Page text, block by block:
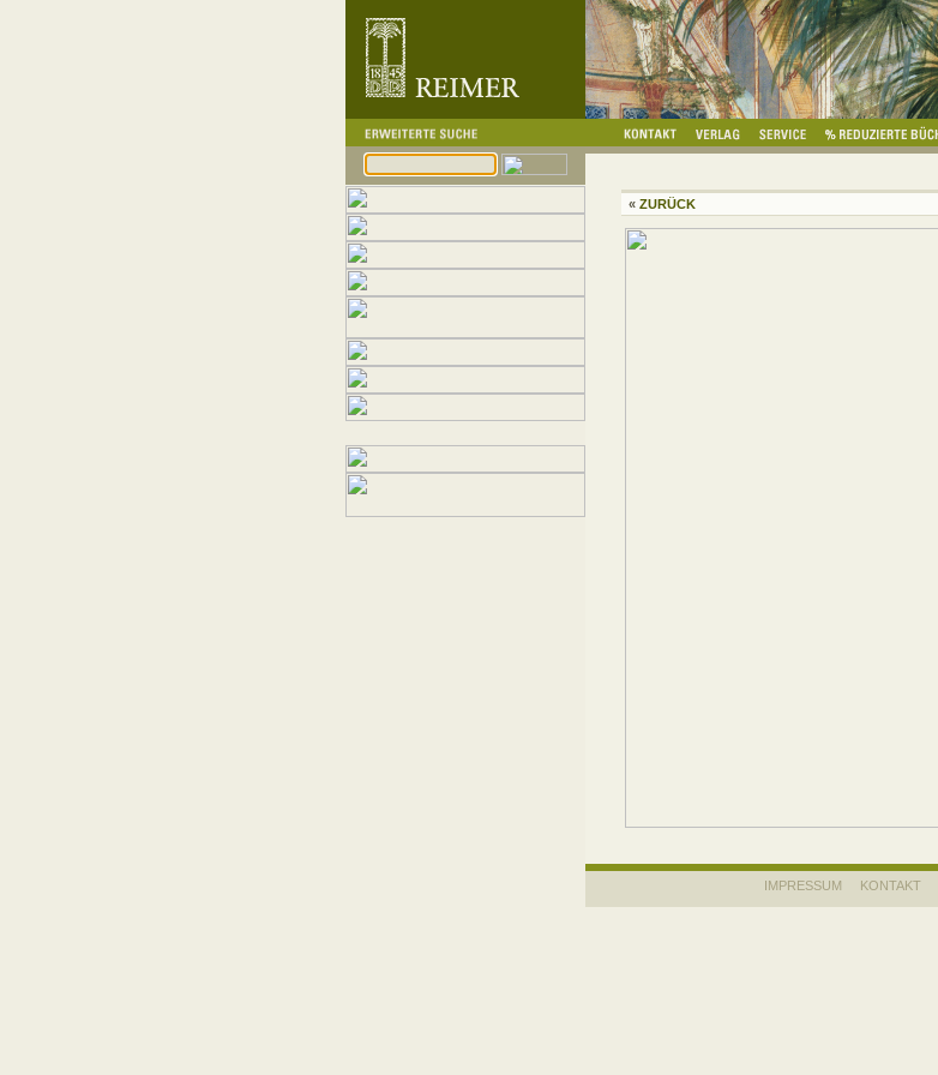
« ZURÜCK
IMPRESSUM KONTAKT